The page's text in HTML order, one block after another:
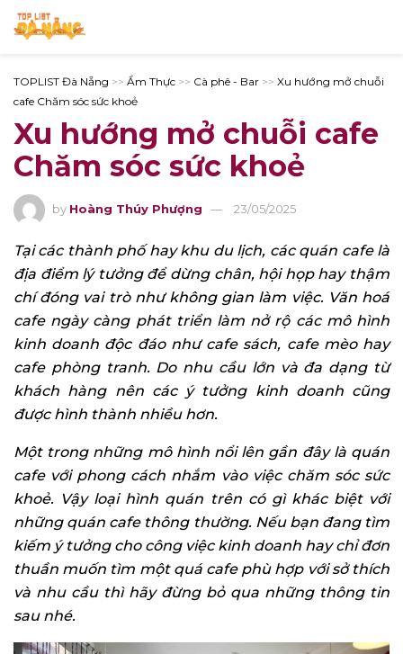
TOPLIST Đà Nẵng >> Ẩm Thực >> Cà phê - Bar >> Xu hướng mở chuỗi
cafe Chăm sóc sức khoẻ
Xu hướng mở chuỗi cafe
Chăm sóc sức khoẻ
by Hoàng Thúy Phượng 23/05/2025
Tại các thành phố hay khu du lịch, các quán cafe là
địa điểm lý tưởng để dừng chân, hội họp hay thậm
chí đóng vai trò như không gian làm việc. Văn hoá
cafe ngày càng phát triển làm nở rộ các mô hình
kinh doanh độc đáo như cafe sách, cafe mèo hay
cafe phòng tranh. Do nhu cầu lớn và đa dạng từ
khách hàng nên các ý tưởng kinh doanh cũng
được hình thành nhiều hơn.
Một trong những mô hình nổi lên gần đây là quán
cafe với phong cách nhắm vào việc chăm sóc sức
khoẻ. Vậy loại hình quán trên có gì khác biệt với
những quán cafe thông thường. Nếu bạn đang tìm
kiếm ý tưởng cho công việc kinh doanh hay chỉ đơn
thuần muốn tìm một quá cafe phù hợp với sở thích
và nhu cầu thì hãy đừng bỏ qua những thông tin
sau nhé.